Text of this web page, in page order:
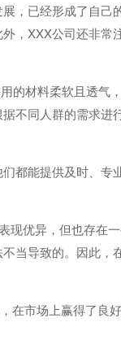
，已经形成了自己
，XXX公司还非常
的材料柔软且透气
不同人群的需求进
都能提供及时、专
现优异，但也存在
当导致的。因此，
在市场上赢得了良